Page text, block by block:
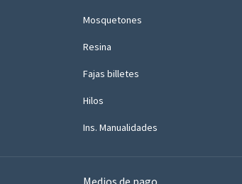
Mosquetones
Resina
Fajas billetes
Hilos
Ins. Manualidades
Medios de pago